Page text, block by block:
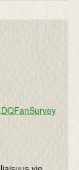
DQFanSurvey
e